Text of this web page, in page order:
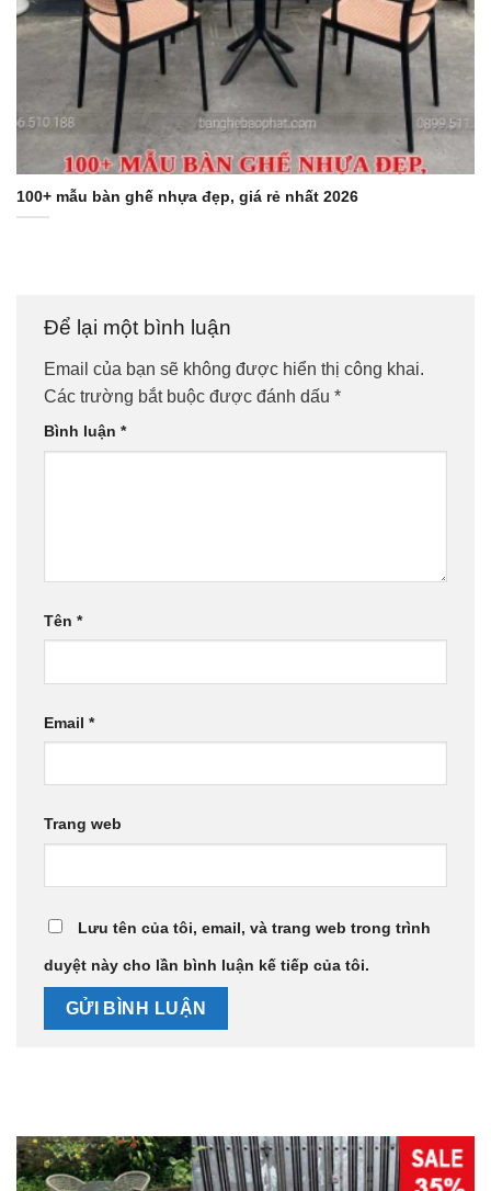
100+ mẫu bàn ghế nhựa đẹp, giá rẻ nhất 2026
Để lại một bình luận
Email của bạn sẽ không được hiển thị công khai.
Các trường bắt buộc được đánh dấu *
Bình luận *
Tên *
Email *
Trang web
Lưu tên của tôi, email, và trang web trong trình
duyệt này cho lần bình luận kế tiếp của tôi.